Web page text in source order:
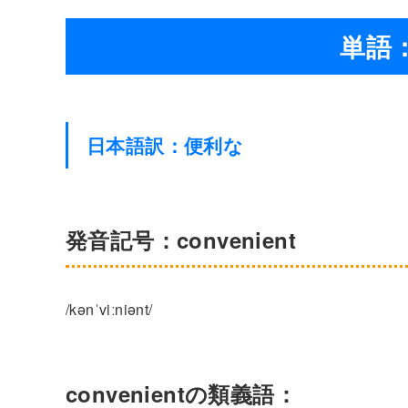
単語
日本語訳：便利な
発音記号：convenient
/kənˈviːniənt/
convenientの類義語：